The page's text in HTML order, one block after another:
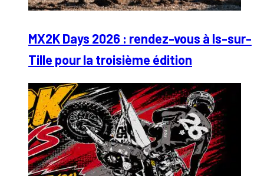
MX2K Days 2026 : rendez-vous à Is-sur-
Tille pour la troisième édition